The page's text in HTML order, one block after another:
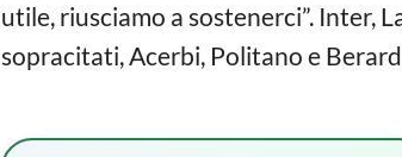
utile, riusciamo a sostenerci”. Inter,
sopracitati, Acerbi, Politano e